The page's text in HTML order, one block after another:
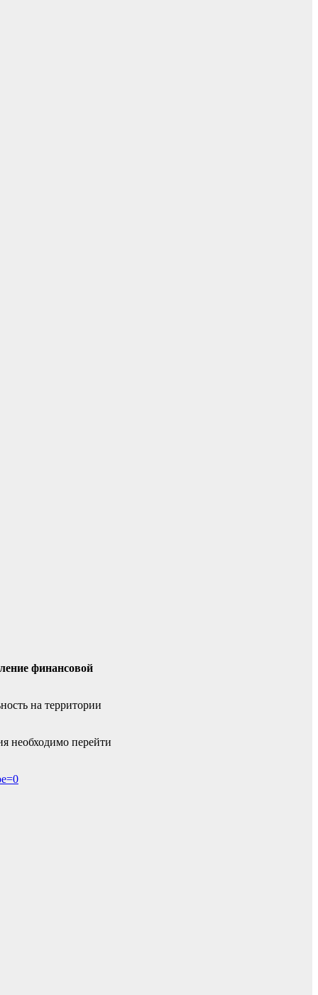
финансовой
на территории
необходимо перейти